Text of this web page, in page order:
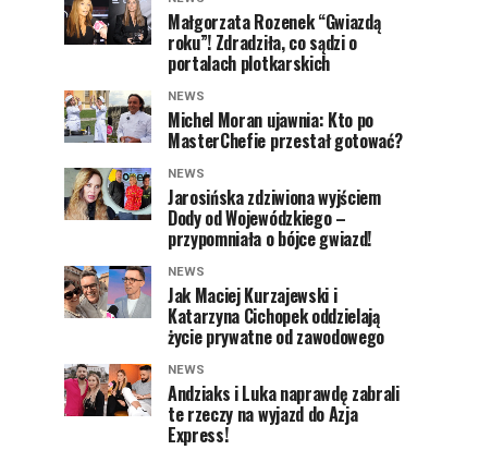
Małgorzata Rozenek “Gwiazdą
roku”! Zdradziła, co sądzi o
portalach plotkarskich
NEWS
Michel Moran ujawnia: Kto po
MasterChefie przestał gotować?
NEWS
Jarosińska zdziwiona wyjściem
Dody od Wojewódzkiego –
przypomniała o bójce gwiazd!
NEWS
Jak Maciej Kurzajewski i
Katarzyna Cichopek oddzielają
życie prywatne od zawodowego
NEWS
Andziaks i Luka naprawdę zabrali
te rzeczy na wyjazd do Azja
Express!